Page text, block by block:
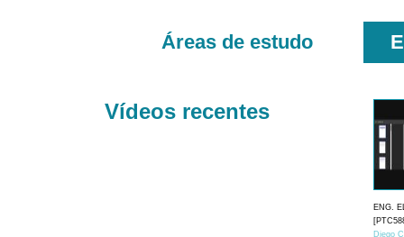
Áreas de estudo
Vídeos recentes
ENG.
Diego